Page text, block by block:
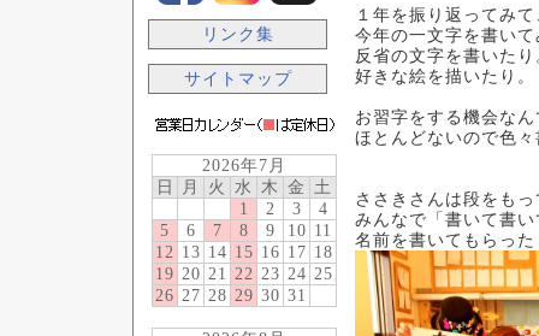
リンク集
サイトマップ
2026年7月
日
月 火 水 木 金 土
1
2 3
4
5
6 7 8 9 10 11
12 13 14 15 16 17 18
19 20 21 22 23 24 25
26 27 28 29 30 31
１年を振り返ってみて
今年の一文字を書い
反省の文字を書いたり
好きな絵を描いたり。
お習字をする機会なん
ほとんどないので色
ささきさんは段をも
みんなで「書いて書
名前を書いてもらった